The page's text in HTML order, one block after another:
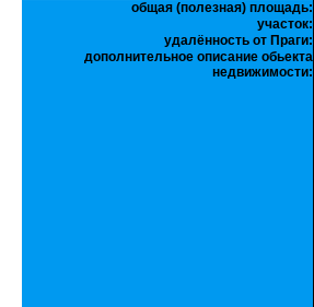
общая (полезная) площадь:
участок:
удалённость от Праги:
дополнительное описание обьекта
недвижимости: